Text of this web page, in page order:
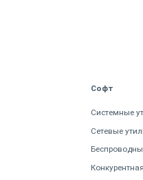
Софт
Системные
Сетевые